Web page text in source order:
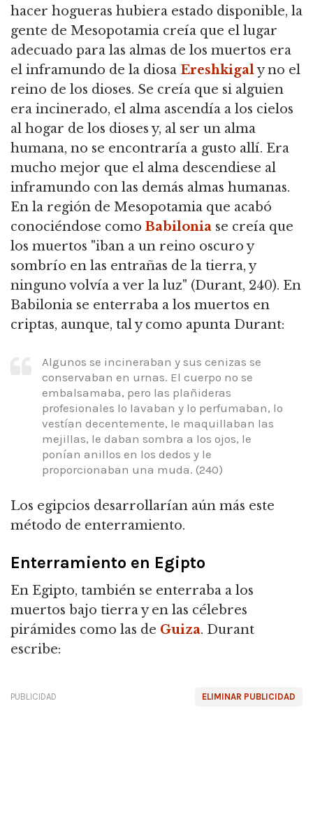
hacer hogueras hubiera estado disponible, la
gente de Mesopotamia creía que el lugar
adecuado para las almas de los muertos era
el inframundo de la diosa Ereshkigaly no el
reino de los dioses. Se creía que si alguien
era incinerado, el alma ascendía a los cielos
al hogar de los dioses y, al ser un alma
humana, no se encontraría a gusto allí. Era
mucho mejor que el alma descendiese al
inframundo con las demás almas humanas.
En la región de Mesopotamia que acabó
conociéndose como Babilonia se creía que
los muertos "iban a un reino oscuro y
sombrío en las entrañas de la tierra, y
ninguno volvía a ver la luz" (Durant, 240). En
Babilonia se enterraba a los muertos en
criptas, aunque, tal y como apunta Durant:
Algunos se incineraban y sus cenizas se
conservaban en urnas. El cuerpo no se
embalsamaba, pero las plañideras
profesionales lo lavaban y lo perfumaban, lo
vestían decentemente, le maquillaban las
mejillas, le daban sombra a los ojos, le
ponían anillos en los dedos y le
proporcionaban una muda. (240)
Los egipcios desarrollarían aún más este
método de enterramiento.
Enterramiento en Egipto
En Egipto, también se enterraba a los
muertos bajo tierra y en las célebres
pirámides como las de Guiza. Durant
escribe:
ELIMINAR PUBLICIDAD
PUBLICIDAD